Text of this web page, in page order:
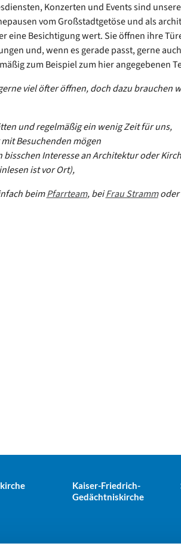
Konzerten und Events sind
vom Großstadtgetöse und als
eine Besichtigung wert. Sie öffnen ihre
und, wenn es gerade passt, gerne
zum Beispiel zum hier angegebenen
viel öfter öffnen, doch dazu brauchen
und regelmäßig ein wenig Zeit für uns,
Besuchenden mögen
bisschen Interesse an Architektur oder
ist vor Ort),
beimPfarrteam, beiFrau Strammoder
Kaiser-Friedrich-
Gedächtniskirche